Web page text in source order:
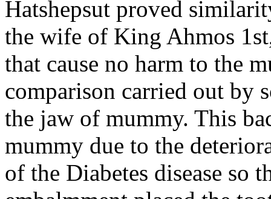
Hatshepsut proved
the wife of King Ahmos
that cause no harm to the
comparison carried out by
the jaw of mummy. This
mummy due to the
of the Diabetes disease so